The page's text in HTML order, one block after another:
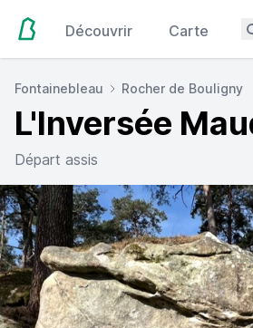
Découvrir Carte
Fontainebleau Rocher de Bouligny
L'Inversée
Départ assis